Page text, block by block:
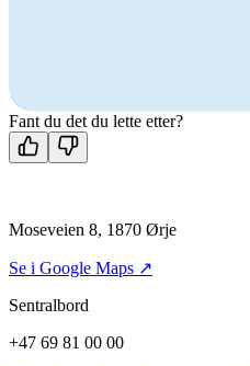
Kontakt oss
Fant du det du lette etter?
Moseveien 8, 1870 Ørje
Se i Google Maps ↗
Sentralbord
+47 69 81 00 00